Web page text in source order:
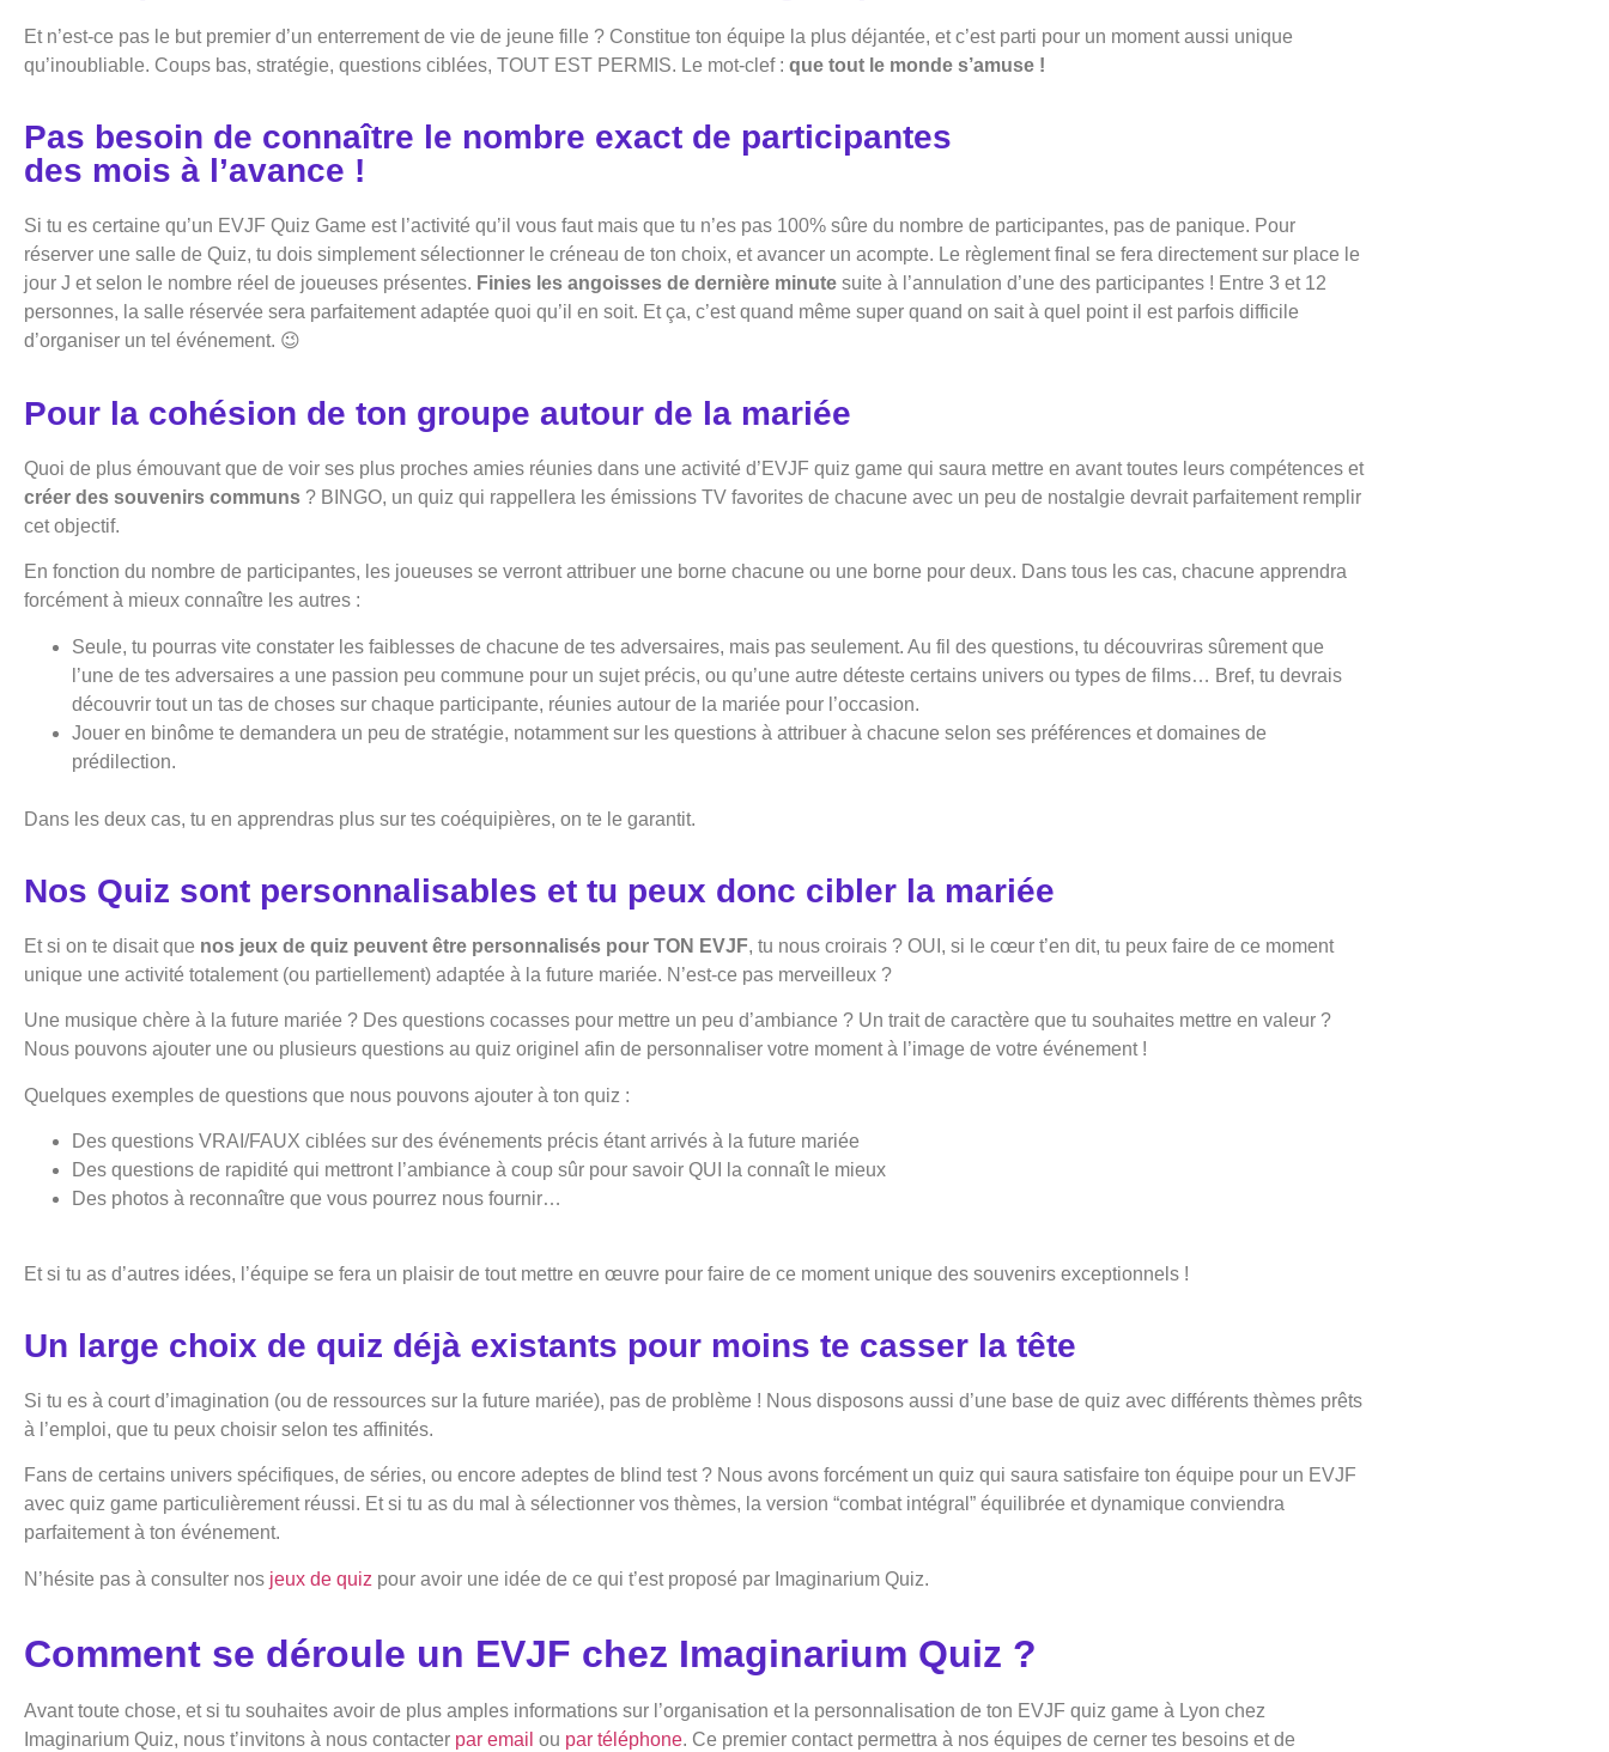
Et n’est-ce pas le but premier d’un enterrement de vie de jeune fille ? Constitue ton équipe la plus déjantée, et c’est parti pour un moment aussi unique
qu’inoubliable. Coups bas, stratégie, questions ciblées, TOUT EST PERMIS. Le mot-clef : que tout le monde s’amuse !
Pas besoin de connaître le nombre exact de participantes
des mois à l’avance !
Si tu es certaine qu’un EVJF Quiz Game est l’activité qu’il vous faut mais que tu n’es pas 100% sûre du nombre de participantes, pas de panique. Pour
réserver une salle de Quiz, tu dois simplement sélectionner le créneau de ton choix, et avancer un acompte. Le règlement final se fera directement sur place le
jour J et selon le nombre réel de joueuses présentes. Finies les angoisses de dernière minute suite à l’annulation d’une des participantes ! Entre 3 et 12
personnes, la salle réservée sera parfaitement adaptée quoi qu’il en soit. Et ça, c’est quand même super quand on sait à quel point il est parfois difficile
d’organiser un tel événement. 😉
Pour la cohésion de ton groupe autour de la mariée
Quoi de plus émouvant que de voir ses plus proches amies réunies dans une activité d’EVJF quiz game qui saura mettre en avant toutes leurs compétences et
créer des souvenirs communs ? BINGO, un quiz qui rappellera les émissions TV favorites de chacune avec un peu de nostalgie devrait parfaitement remplir
cet objectif.
En fonction du nombre de participantes, les joueuses se verront attribuer une borne chacune ou une borne pour deux. Dans tous les cas, chacune apprendra
forcément à mieux connaître les autres :
Seule, tu pourras vite constater les faiblesses de chacune de tes adversaires, mais pas seulement. Au fil des questions, tu découvriras sûrement que
l’une de tes adversaires a une passion peu commune pour un sujet précis, ou qu’une autre déteste certains univers ou types de films… Bref, tu devrais
découvrir tout un tas de choses sur chaque participante, réunies autour de la mariée pour l’occasion.
Jouer en binôme te demandera un peu de stratégie, notamment sur les questions à attribuer à chacune selon ses préférences et domaines de
prédilection.
Dans les deux cas, tu en apprendras plus sur tes coéquipières, on te le garantit.
Nos Quiz sont personnalisables et tu peux donc cibler la mariée
Et si on te disait que nos jeux de quiz peuvent être personnalisés pour TON EVJF, tu nous croirais ? OUI, si le cœur t’en dit, tu peux faire de ce moment
unique une activité totalement (ou partiellement) adaptée à la future mariée. N’est-ce pas merveilleux ?
Une musique chère à la future mariée ? Des questions cocasses pour mettre un peu d’ambiance ? Un trait de caractère que tu souhaites mettre en valeur ?
Nous pouvons ajouter une ou plusieurs questions au quiz originel afin de personnaliser votre moment à l’image de votre événement !
Quelques exemples de questions que nous pouvons ajouter à ton quiz :
Des questions VRAI/FAUX ciblées sur des événements précis étant arrivés à la future mariée
Des questions de rapidité qui mettront l’ambiance à coup sûr pour savoir QUI la connaît le mieux
Des photos à reconnaître que vous pourrez nous fournir…
Et si tu as d’autres idées, l’équipe se fera un plaisir de tout mettre en œuvre pour faire de ce moment unique des souvenirs exceptionnels !
Un large choix de quiz déjà existants pour moins te casser la tête
Si tu es à court d’imagination (ou de ressources sur la future mariée), pas de problème ! Nous disposons aussi d’une base de quiz avec différents thèmes prêts
à l’emploi, que tu peux choisir selon tes affinités.
Fans de certains univers spécifiques, de séries, ou encore adeptes de blind test ? Nous avons forcément un quiz qui saura satisfaire ton équipe pour un EVJF
avec quiz game particulièrement réussi. Et si tu as du mal à sélectionner vos thèmes, la version “combat intégral” équilibrée et dynamique conviendra
parfaitement à ton événement.
N’hésite pas à consulter nos jeux de quiz pour avoir une idée de ce qui t’est proposé par Imaginarium Quiz.
Comment se déroule un EVJF chez Imaginarium Quiz ?
Avant toute chose, et si tu souhaites avoir de plus amples informations sur l’organisation et la personnalisation de ton EVJF quiz game à Lyon chez
Imaginarium Quiz, nous t’invitons à nous contacter par email ou par téléphone. Ce premier contact permettra à nos équipes de cerner tes besoins et de